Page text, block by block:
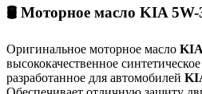
🛢 Моторное масло KIA 5W-
Оригинальное моторное масло
высококачественное
разработанное для автомобилей